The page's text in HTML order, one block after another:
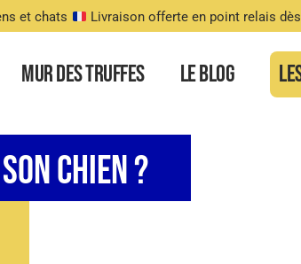
et chats Livraison offerte en point relais
Mur des truffes Le Blog
Chien ?